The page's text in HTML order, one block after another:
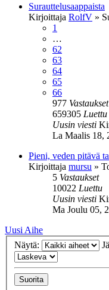
Surauttelusaappaista
Kirjoittaja RolfV »
1
…
62
63
64
65
66
977 Vastaukset
659305 Luettu
Uusin viesti
La Maalis 18,
Pieni, veden pitävä
Kirjoittaja mursu »
5 Vastaukset
10022 Luettu
Uusin viesti
Ma Joulu 05,
Uusi Aihe
Näytä: